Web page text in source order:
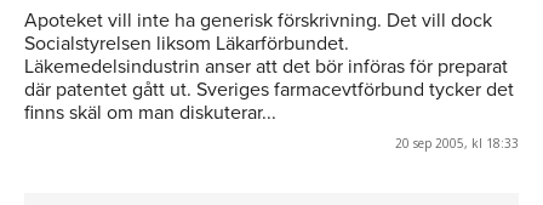
Apoteket vill inte ha generisk förskrivning. Det vill dock
Socialstyrelsen liksom Läkarförbundet.
Läkemedelsindustrin anser att det bör införas för preparat
där patentet gått ut. Sveriges farmacevtförbund tycker det
finns skäl om man diskuterar...
20 sep 2005, kl 18:33